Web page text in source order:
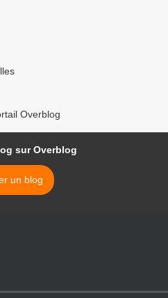
Overblog
sur Overblog
un blog